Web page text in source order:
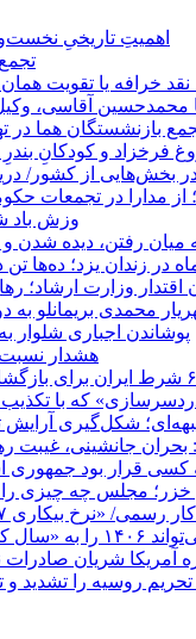
اهمیتِ تاریخیِ
۷
نقد خرافه یا تقویت
محمدحسین آقاسی،
بازنشستگان هما در
فرخزاد و کودکانِ بندرِ
بخش‌هایی از کشور/
از مدارا در تجمعات
وزش باد
میان رفتن، دیده
در زندان یزد؛ ده‌ها تن
اقتدار وزارت ارشاد؛
محمدی بریمانلو
پوشاندن اجباری شلوار
هشدار نسبت
که با تکذیب
شکل‌گیری آرایش
بحران جانشینی،
کسی قرار بود جمهوری
مجلس چه چیزی را
بیکاری ۷ درصدی» واقعی نیست
کند
آمریکا شریان
روسیه را تشدید و